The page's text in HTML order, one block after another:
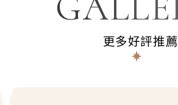
BK東洋整形醫院研究員
韓國Doctorsmi整形醫院研
中華民國外科醫學
更多好評推薦